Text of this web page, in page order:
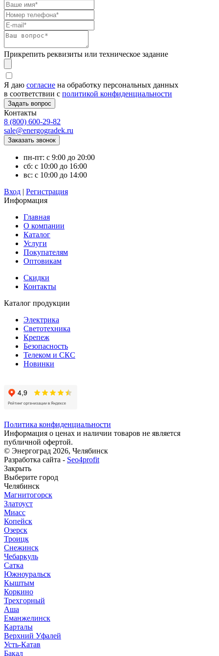
Прикрепить реквизиты или техническое задание
Я даю согласие на обработку персональных данных
в соответствии с политикой конфиденциальности
Контакты
8 (800) 600-29-82
sale@energogradek.ru
пн-пт: с 9:00 до 20:00
сб: с 10:00 до 16:00
вс: с 10:00 до 14:00
Вход | Регистрация
Информация
Главная
О компании
Каталог
Услуги
Покупателям
Оптовикам
Скидки
Контакты
Каталог продукции
Электрика
Светотехника
Крепеж
Безопасность
Телеком и СКС
Новинки
Политика конфиденциальности
Информация о ценах и наличии товаров не является
публичной офертой.
© Энергоград 2026, Челябинск
Разработка сайта - Seo4profit
Закрыть
Выберите город
Челябинск
Магнитогорск
Златоуст
Миасс
Копейск
Озерск
Троицк
Снежинск
Чебаркуль
Сатка
Южноуральск
Кыштым
Коркино
Трехгорный
Аша
Еманжелинск
Карталы
Верхний Уфалей
Усть-Катав
Бакал